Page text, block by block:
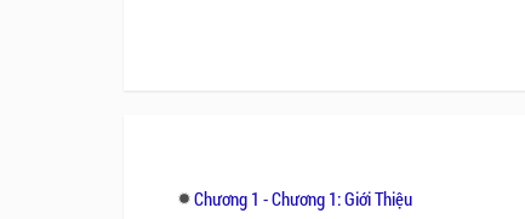
Chương 1 - Chương 1: Giới Thiệu